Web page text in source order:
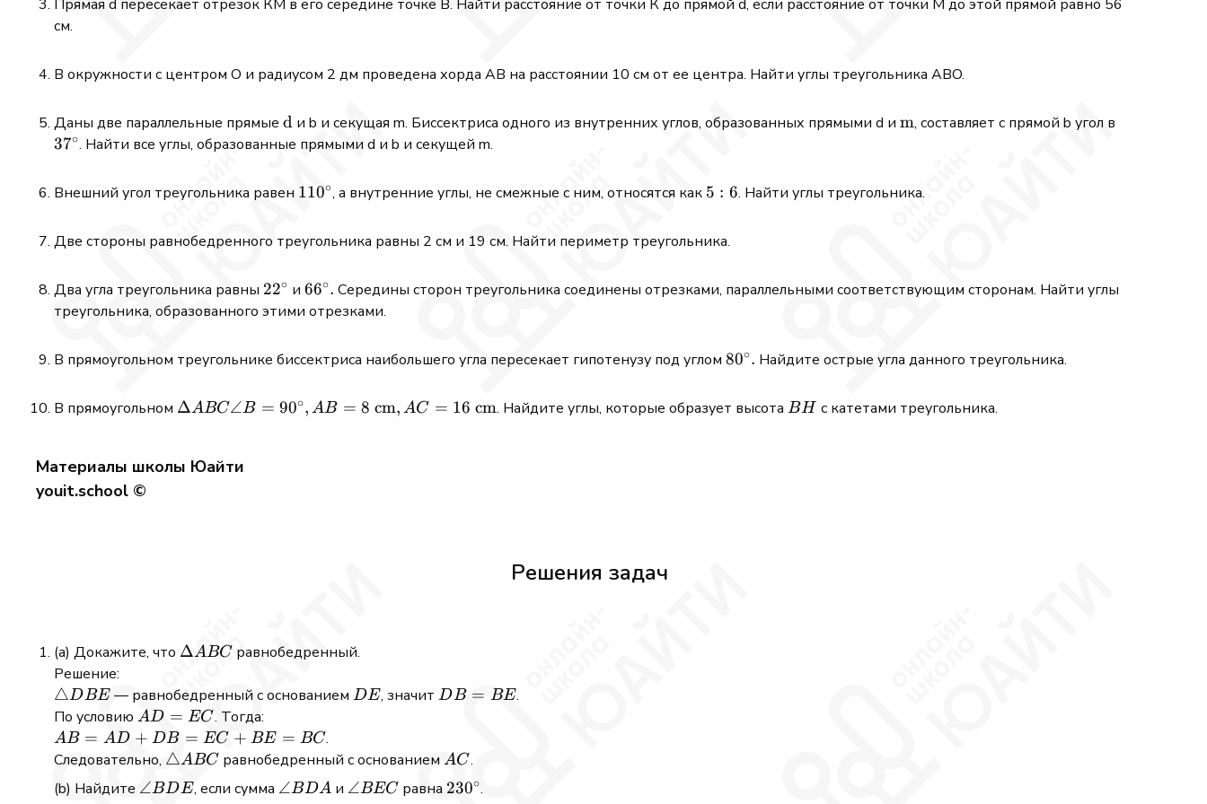
Прямая d пересекает отрезок КМ в его середине точке В. Найти расстояние от точки К до прямой d, если расстояние от точки М до этой прямой равно 56
см.
В окружности с центром О и радиусом 2 дм проведена хорда АВ на расстоянии 10 см от ее центра. Найти углы треугольника ABO.
Даны две параллельные прямые \mathrm{d}
d и b и секущая m. Биссектриса одного из внутренних углов, образованных прямыми d и \mathrm{m}
m, составляет с прямой b угол в
37∘. Найти все углы, образованные прямыми d и b и секущей m.
Внешний угол треугольника равен 110^{\circ}
110∘, а внутренние углы, не смежные с ним, относятся как 5:
5 : 6. Найти углы треугольника.
Две стороны равнобедренного треугольника равны 2 см и 19 см. Найти периметр треугольника.
Два угла треугольника равны 22^{\circ}
22∘ и 66^{\circ}
66∘. Середины сторон треугольника соединены отрезками, параллельными соответствующим сторонам. Найти углы
треугольника, образованного этими отрезками.
В прямоугольном треугольнике биссектриса наибольшего угла пересекает гипотенузу под углом 80^{\circ}
80∘. Найдите острые угла данного треугольника.
В прямоугольном \Delta A B C
A B=8
ΔABC∠B = 90∘, AB = 8 cm, AC = 16 cm. Найдите углы, которые образует высотаB
BH с катетами треугольника.
Материалы школы Юайти
youit.school ©
Решения задач
Докажите, что \Delta
ΔABC равнобедренный.
Решение:
\triangle
DBE
△DBE— равнобедренный с основанием DE
DE, значитDB
DB = BE.
По условию AD
=
EC
AD = EC. Тогда:
AB
=
AD
+
AB = AD + DB = EC + BE = BC.
Следовательно, \triangle
ABC
△ABC равнобедренный с основаниемAC
AC.
Найдите \angle
∠BDE, если сумма \angle
∠BDA и \angle
∠BEC равна 230^{\circ}
230∘.